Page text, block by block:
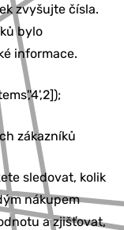
zvyšujte čísla.
bylo
informace.
zákazníků
sledovat, kolik
nákupem
a zjišťovat,